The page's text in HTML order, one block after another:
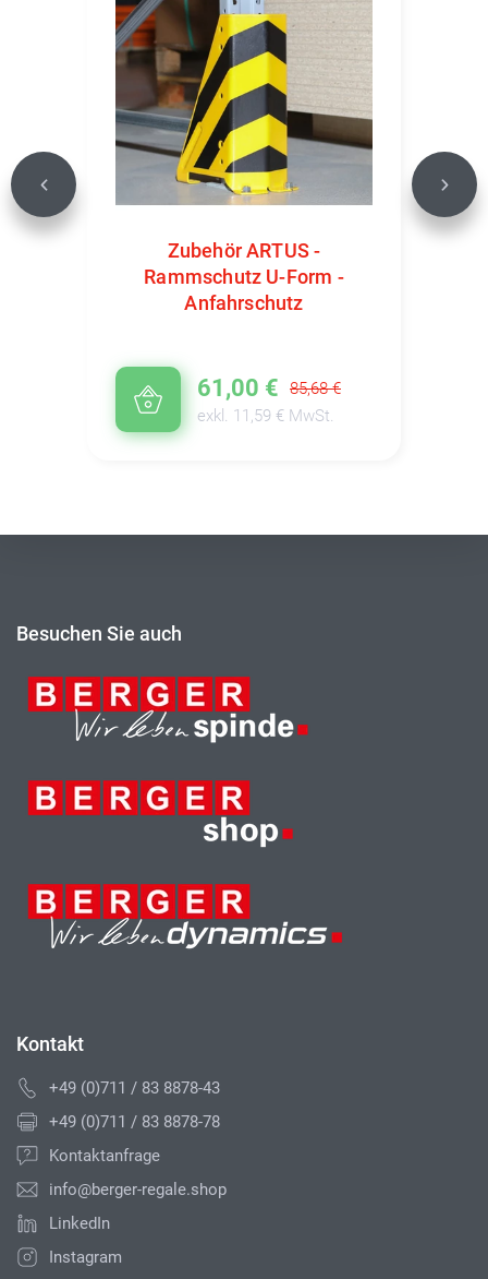
Zubehör ARTUS -
Rammschutz U-Form -
Anfahrschutz
61,00 €
85,68 €
exkl. 11,59 € MwSt.
Previous Next
Besuchen Sie auch
Kontakt
+49 (0)711 / 83 8878-43
+49 (0)711 / 83 8878-78
Kontaktanfrage
info@berger-regale.shop
LinkedIn
Instagram